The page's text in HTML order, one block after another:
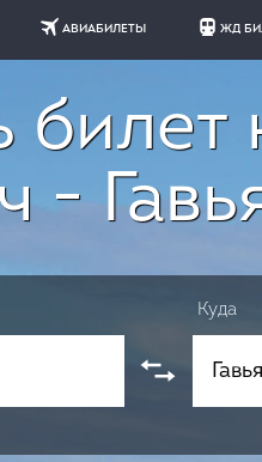
АВИАБИЛЕТЫ ЖД
билет
-
Куда